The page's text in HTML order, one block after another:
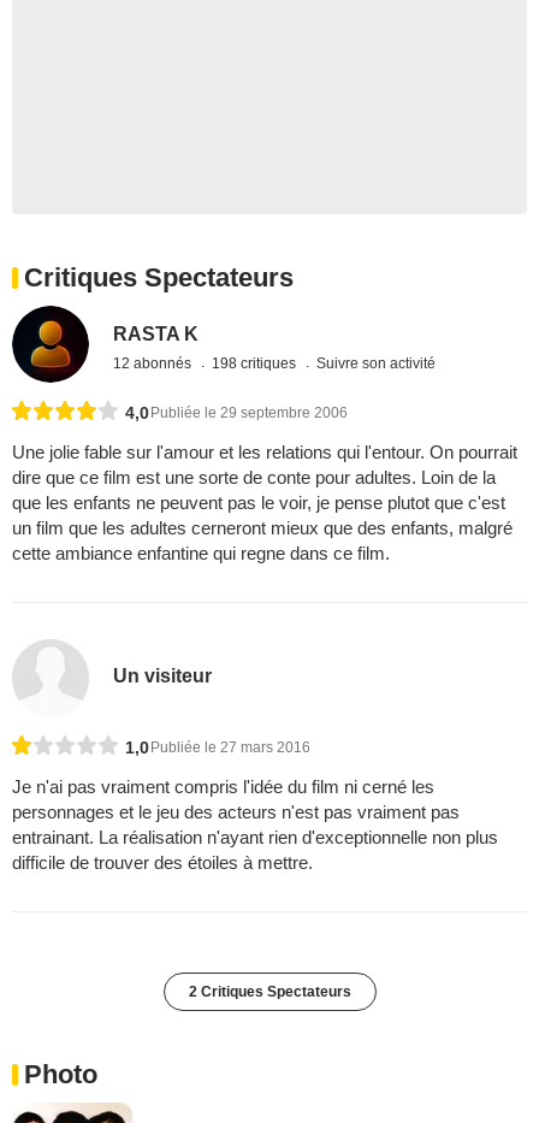
Critiques Spectateurs
RASTA K
12 abonnés 198 critiques Suivre son activité
4,0 Publiée le 29 septembre 2006
Une jolie fable sur l'amour et les relations qui l'entour. On pourrait
dire que ce film est une sorte de conte pour adultes. Loin de la
que les enfants ne peuvent pas le voir, je pense plutot que c'est
un film que les adultes cerneront mieux que des enfants, malgré
cette ambiance enfantine qui regne dans ce film.
Un visiteur
1,0Publiée le 27 mars 2016
Je n'ai pas vraiment compris l'idée du film ni cerné les
personnages et le jeu des acteurs n'est pas vraiment pas
entrainant. La réalisation n'ayant rien d'exceptionnelle non plus
difficile de trouver des étoiles à mettre.
2 Critiques Spectateurs
Photo